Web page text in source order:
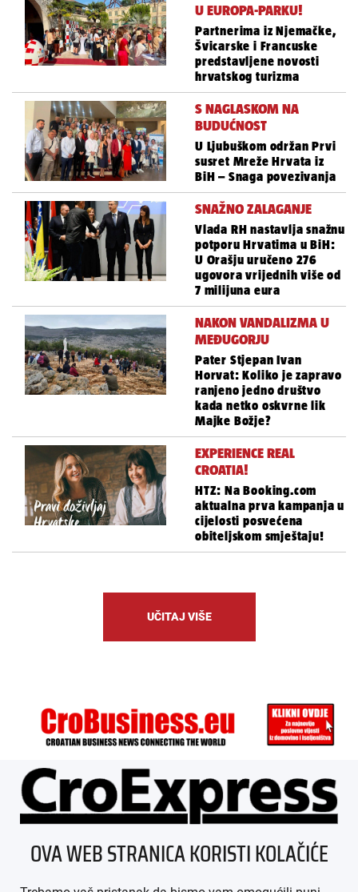
U EUROPA-PARKU!
Partnerima iz Njemačke,
Švicarske i Francuske
predstavljene novosti
hrvatskog turizma
S NAGLASKOM NA
BUDUĆNOST
U Ljubuškom održan Prvi
susret Mreže Hrvata iz
BiH – Snaga povezivanja
SNAŽNO ZALAGANJE
Vlada RH nastavlja snažnu
potporu Hrvatima u BiH:
U Orašju uručeno 276
ugovora vrijednih više od
7 milijuna eura
NAKON VANDALIZMA U
MEĐUGORJU
Pater Stjepan Ivan
Horvat: Koliko je zapravo
ranjeno jedno društvo
kada netko oskvrne lik
Majke Božje?
EXPERIENCE REAL
CROATIA!
HTZ: Na Booking.com
aktualna prva kampanja u
cijelosti posvećena
obiteljskom smještaju!
UČITAJ VIŠE
ÜBER UNS
IMPRESSUM
OVA WEB STRANICA KORISTI KOLAČIĆE